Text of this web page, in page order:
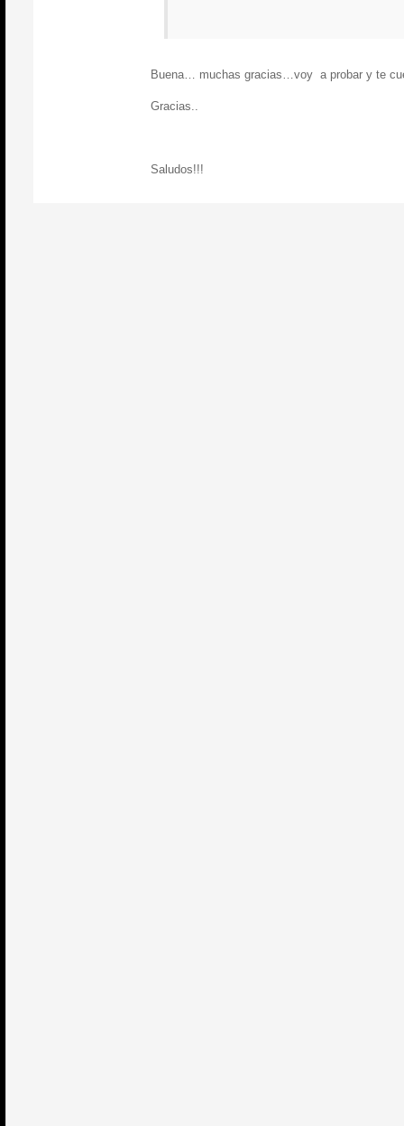
Buena… muchas gracias…voy a probar y te
Gracias..
Saludos!!!